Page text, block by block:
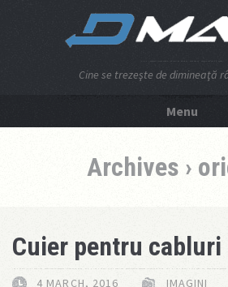
Cine se trezeşte de dimineaţă
Menu
Archives ›
Cuier pentru cabluri
4 MARCH, 2016 IMAGINI